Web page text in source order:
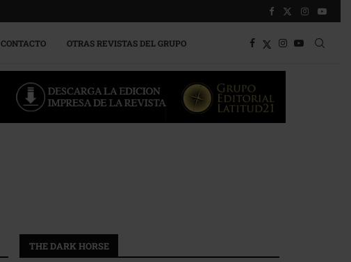
CONTACTO OTRAS REVISTAS DEL GRUPO
THE DARK HORSE